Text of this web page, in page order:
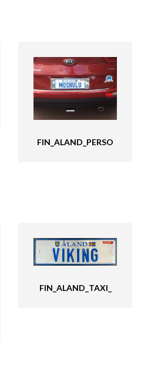
FIN_ALAND_PERSO
FIN_ALAND_TAXI_